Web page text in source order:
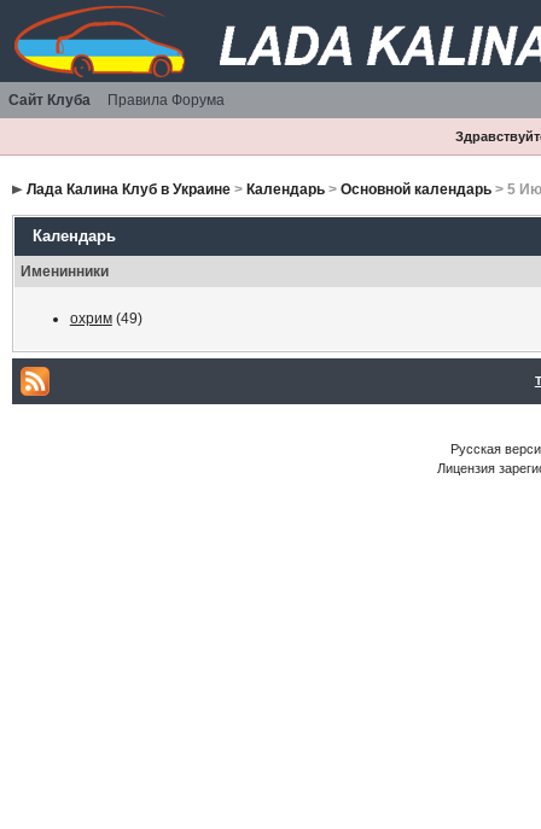
Сайт Клуба Правила Форума
Лада Калина Клуб в Украине> Календарь> Основной календарь> 5
Календарь
Именинники
охрим(49)
Русская
Лицензия